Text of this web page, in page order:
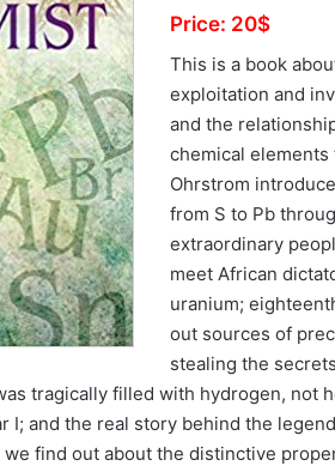
Price: 20$
This is a book
exploitation and
and the
chemical elements
Ohrstrom
from S to Pb
extraordinary
meet African
uranium;
out sources of
stealing the
tragically filled with hydrogen, not
I; and the real story behind the
we find out about the distinctive